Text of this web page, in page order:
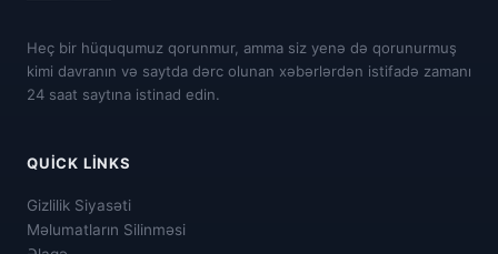
Heç bir hüququmuz qorunmur, amma siz yenə də qorunurmuş
kimi davranın və saytda dərc olunan xəbərlərdən istifadə zamanı
24 saat saytına istinad edin.
QUICK LINKS
Gizlilik Siyasəti
Məlumatların Silinməsi